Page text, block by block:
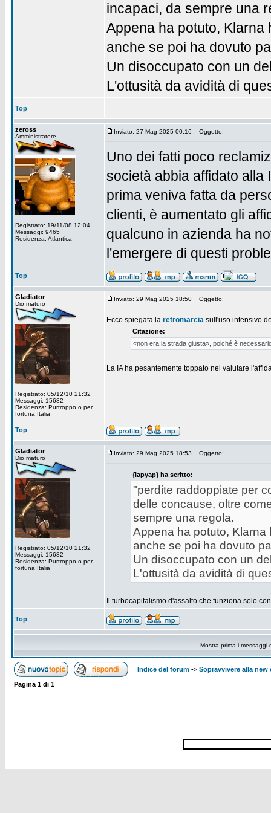
incapaci, da sempre una
Appena ha potuto,
anche se poi ha dovuto
Un disoccupato con un
L'ottusità da avidità di
Top
zeross
Amministratore
Registrato: 19/11/08 12:04
Messaggi: 9465
Residenza: Atlantica
Inviato: 27 Mag 2025 00:16 Oggetto:
Uno dei fatti poco
società abbia affidato alla
prima veniva fatta da
clienti, è aumentato gli
qualcuno in azienda ha
l'emergere di questi
Top
Gladiator
Dio maturo
Registrato: 05/12/10 21:32
Messaggi: 15682
Residenza: Purtroppo o per
fortuna Italia
Inviato: 29 Mag 2025 18:50 Oggetto:
Ecco spiegata la retromarcia sull'uso intensivo
Citazione:
«non era la strada giusta», poiché è
La IA ha pesantemente toppato nel valutare
Top
Gladiator
Dio maturo
Registrato: 05/12/10 21:32
Messaggi: 15682
Residenza: Purtroppo o per
fortuna Italia
Inviato: 29 Mag 2025 18:53 Oggetto:
{lapyap} ha scritto:
"perdite raddoppiate per
delle concause, oltre
sempre una regola.
Appena ha potuto,
anche se poi ha dovuto
Un disoccupato con un
L'ottusità da avidità di
Il turbocapitalismo d'assalto che funziona solo
Top
Mostra prima i messaggi
Indice del forum -> Sopravvivere alla new
Pagina 1 di 1